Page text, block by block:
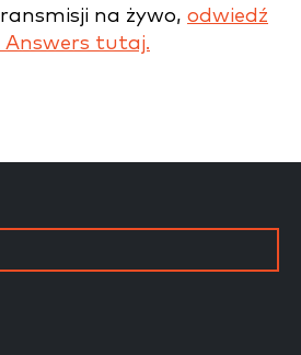
na żywo, odwiedź
Answers tutaj.